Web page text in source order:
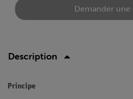
Demander une
Description
Principe